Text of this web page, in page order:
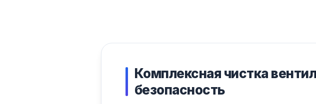
Комплексная чистка
безопасность